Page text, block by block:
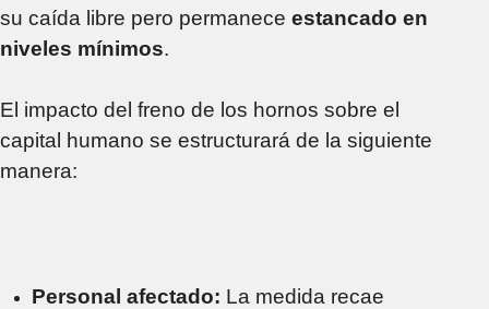
su caída libre pero permanece estancado en
niveles mínimos.
El impacto del freno de los hornos sobre el
capital humano se estructurará de la siguiente
manera:
Personal afectado: La medida recae